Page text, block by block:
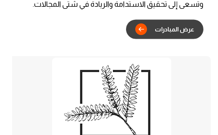
وتسعى إلى تحقيق الاستدامة والريادة في شتى المجالات.